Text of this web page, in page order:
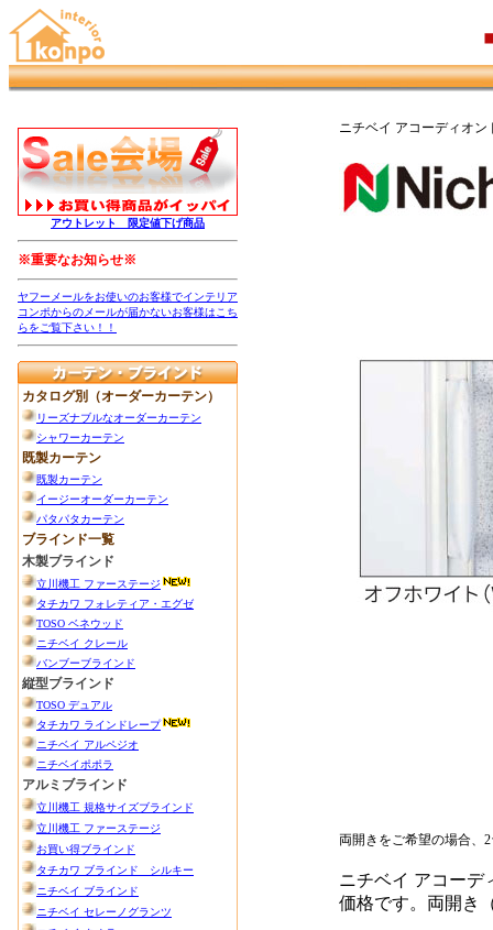
ニチベイ アコーディオ
両開きをご希望の場合、
ニチベイ アコー
価格です。両開き